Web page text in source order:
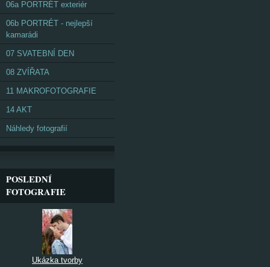
06a PORTRÉT exteriér
06b PORTRÉT - nejlepší
kamarádi
07 SVATEBNÍ DEN
08 ZVÍŘATA
11 MAKROFOTOGRAFIE
14 AKT
Náhledy fotografií
POSLEDNÍ
FOTOGRAFIE
Ukázka tvorby